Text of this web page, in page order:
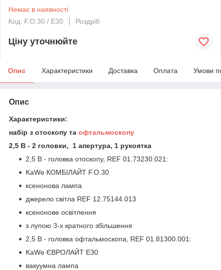
Немає в наявності
Код: F.O.30 / E30
Роздріб
Ціну уточнюйте
Опис Характеристики Доставка Оплата Умови
Опис
Характеристики:
набір з отоскопу та офтальмоскопу
2,5 В - 2 головки, 1 апертура, 1 рукоятка
2,5 В - головка отоскопу, REF 01.73230.021:
KaWe КОМБІЛАЙТ F.O.30
ксенонова лампа
джерело світла REF 12.75144.013
ксенонове освітлення
з лупою 3-х кратного збільшення
2,5 В - головка офтальмоскопа, REF 01.81300.001:
KaWe ЄВРОЛАЙТ E30
вакуумна лампа